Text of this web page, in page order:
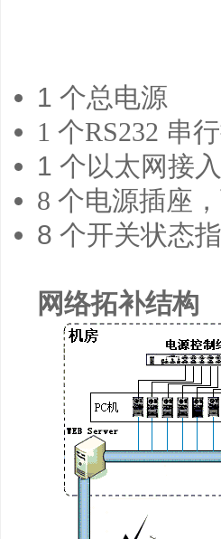
1 个总电源
1 个RS232 串
1 个以太网接
8 个电源插座
8 个开关状态
网络拓补结构